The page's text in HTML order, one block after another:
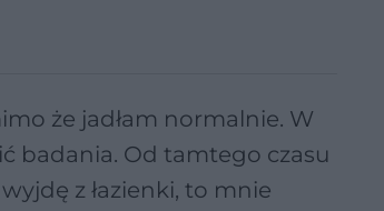
że jadłam normalnie. W
badania. Od tamtego czasu
z łazienki, to mnie